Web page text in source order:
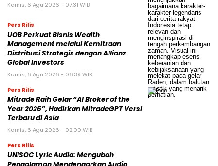
Kamis, 6 Agu 2026 - 07:31 WIB
Pers Rilis
UOB Perkuat Bisnis Wealth
Management melalui Kemitraan
Distribusi Strategis dengan Allianz
Global Investors
Kamis, 6 Agu 2026 - 06:39 WIB
Pers Rilis
Mitrade Raih Gelar “AI Broker of the
Year 2026”, Hadirkan MitradeGPT Versi
Terbaru di Asia
Kamis, 6 Agu 2026 - 02:00 WIB
Pers Rilis
UNISOC Lyric Audio: Mengubah